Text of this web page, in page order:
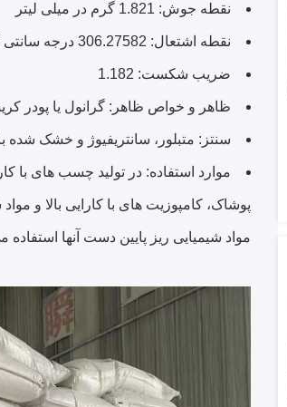
نقطه جوش: 1.821 گرم در میلی لیتر
نقطه اشتعال: 306.27582 درجه سانتی گراد
ضریب شکست: 1.182
ظاهر و خواص ظاهر: گرانول یا پودر
سنتز: متبلور، سانتریفیوژ و خشک شده
پوشاک، کامپوزیت های با کارایی بالا و
مواد شیمیایی ریز پایین دست آنها